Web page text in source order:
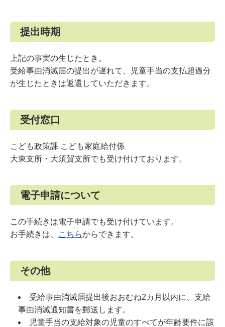
提出時期
上記の事実の生じたとき。
受給事由消滅届の提出が遅れて、児童手当の支払超過分
が生じたときは返還していただきます。
受付窓口
こども政策課 こども家庭給付係
大東支所・大須賀支所でも受け付けております。
電子申請について
この手続きは電子申請でも受け付けています。
お手続きは、
こちらからできます。
その他
受給事由消滅届提出後おおむね2カ月以内に、支給
事由消滅通知書を郵送します。
児童手当の支給対象の児童のすべてが年齢要件に該